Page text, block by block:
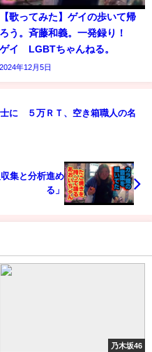
【歌ってみた】ゲイの歩いて帰
ろう。斉藤和義。一発録り！
ゲイ LGBTちゃんねる。
2024年12月5日
に ５万ＲＴ、空き箱職人の名
集と分析進め
る」
乃木坂46